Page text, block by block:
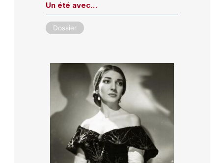
Un été avec…
Dossier